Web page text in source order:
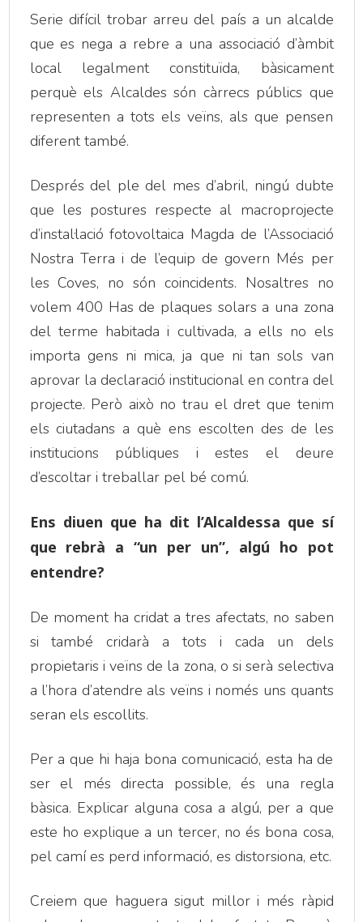
Serie difícil trobar arreu del país a un alcalde
que es nega a rebre a una associació d’àmbit
local legalment constituïda, bàsicament
perquè els Alcaldes són càrrecs públics que
representen a tots els veïns, als que pensen
diferent també.
Després del ple del mes d’abril, ningú dubte
que les postures respecte al macroprojecte
d’instal·lació fotovoltaica Magda de l’Associació
Nostra Terra i de l’equip de govern Més per
les Coves, no són coincidents. Nosaltres no
volem 400 Has de plaques solars a una zona
del terme habitada i cultivada, a ells no els
importa gens ni mica, ja que ni tan sols van
aprovar la declaració institucional en contra del
projecte. Però això no trau el dret que tenim
els ciutadans a què ens escolten des de les
institucions públiques i estes el deure
d’escoltar i treballar pel bé comú.
Ens diuen que ha dit l’Alcaldessa que sí
que rebrà a “un per un”, algú ho pot
entendre?
De moment ha cridat a tres afectats, no saben
si també cridarà a tots i cada un dels
propietaris i veïns de la zona, o si serà selectiva
a l’hora d’atendre als veïns i només uns quants
seran els escollits.
Per a que hi haja bona comunicació, esta ha de
ser el més directa possible, és una regla
bàsica. Explicar alguna cosa a algú, per a que
este ho explique a un tercer, no és bona cosa,
pel camí es perd informació, es distorsiona, etc.
Creiem que haguera sigut millor i més ràpid